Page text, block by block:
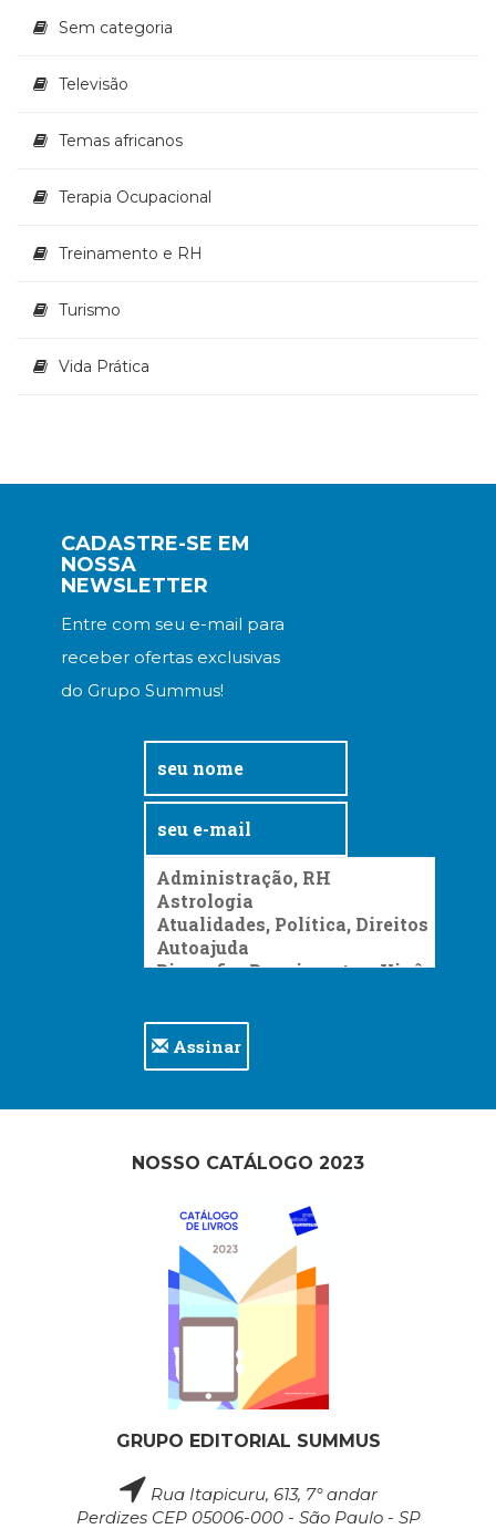
Sem categoria
Televisão
Temas africanos
Terapia Ocupacional
Treinamento e RH
Turismo
Vida Prática
CADASTRE-SE EM
NOSSA
NEWSLETTER
Entre com seu e-mail para
receber ofertas exclusivas
do Grupo Summus!
Assinar
NOSSO CATÁLOGO 2023
GRUPO EDITORIAL SUMMUS
Rua Itapicuru, 613, 7° andar
Perdizes CEP 05006-000 - São Paulo - SP